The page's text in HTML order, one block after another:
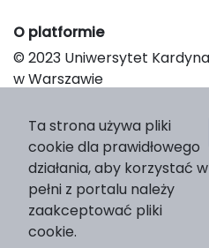
O platformie
© 2023 Uniwersytet
w Warszawie
Platform & Workflow by
Ta strona używa pliki
cookie dla prawidłowego
działania, aby korzystać w
pełni z portalu należy
zaakceptować pliki
cookie.